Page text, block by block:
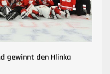
gewinnt den Hlinka